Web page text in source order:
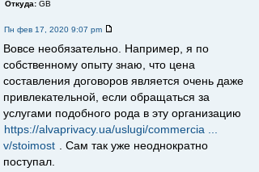
Откуда: GB
Пн фев 17, 2020 9:07 pm
Вовсе необязательно. Например, я по
собственному опыту знаю, что цена
составления договоров является очень даже
привлекательной, если обращаться за
услугами подобного рода в эту организацию
https://alvaprivacy.ua/uslugi/commercia ...
v/stoimost . Сам так уже неоднократно
поступал.